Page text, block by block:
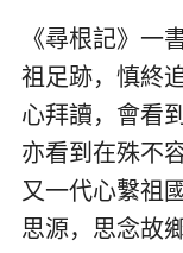
《尋根記》一
祖足跡，慎終
心拜讀，會看
亦看到在殊不
又一代心繫祖
思源，思念故